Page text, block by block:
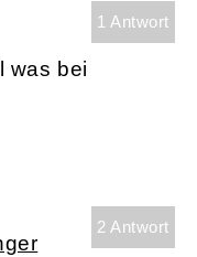
1 Antwort
was bei
2 Antwort